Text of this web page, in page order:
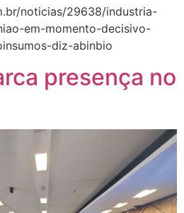
noticias/29638/industria-
em-momento-decisivo-
diz-abinbio
presença no